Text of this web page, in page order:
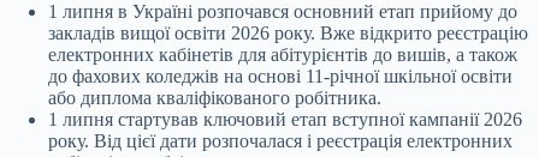
1 липня в Україні розпочався основний етап прийому до
закладів вищої освіти 2026 року. Вже відкрито реєстрацію
електронних кабінетів для абітурієнтів до вишів, а також
до фахових коледжів на основі 11-річної шкільної освіти
або диплома кваліфікованого робітника.
1 липня стартував ключовий етап вступної кампанії 2026
року. Від цієї дати розпочалася і реєстрація електронних